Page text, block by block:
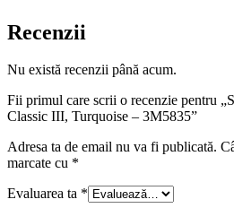
Recenzii
Nu există recenzii până acum.
Fii primul care scrii o recenzie pentru
Classic III, Turquoise – 3M5835”
Adresa ta de email nu va fi publicată.
marcate cu *
Evaluarea ta *